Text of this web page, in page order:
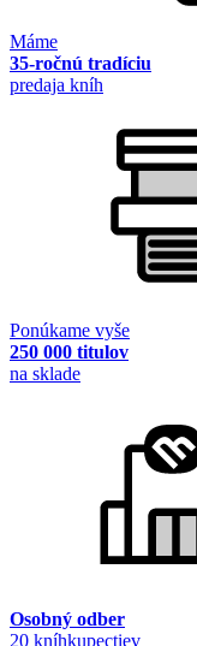
Máme
35-ročnú tradíciu
predaja kníh
Ponúkame vyše
250 000 titulov
na sklade
Osobný odber
20 kníhkupectiev